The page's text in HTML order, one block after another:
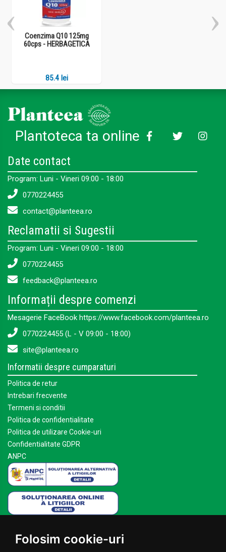
Folosim cookie-uri
Coenzima Q10 125mg
60cps - HERBAGETICA
85.4 lei
Plantoteca ta online
Date contact
Program: Luni - Vineri 09:00 - 18:00
0770224455
contact@planteea.ro
Reclamatii si Sugestii
Program: Luni - Vineri 09:00 - 18:00
0770224455
feedback@planteea.ro
Informații despre comenzi
Mesagerie FaceBook https://www.facebook.com/planteea.ro
0770224455 (L - V 09:00 - 18:00)
site@planteea.ro
Informatii despre cumparaturi
Politica de retur
Intrebari frecvente
Termeni si conditii
Politica de confidentialitate
Politica de utilizare Cookie-uri
Confidentialitate GDPR
ANPC
Acasa